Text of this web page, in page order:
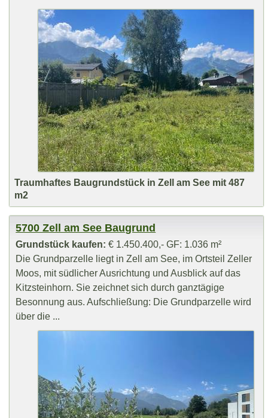
Traumhaftes Baugrundstück in Zell am See mit 487
m2
5700 Zell am See Baugrund
Grundstück kaufen: € 1.450.400,- GF: 1.036 m²
Die Grundparzelle liegt in Zell am See, im Ortsteil Zeller
Moos, mit südlicher Ausrichtung und Ausblick auf das
Kitzsteinhorn. Sie zeichnet sich durch ganztägige
Besonnung aus. Aufschließung: Die Grundparzelle wird
über die ...